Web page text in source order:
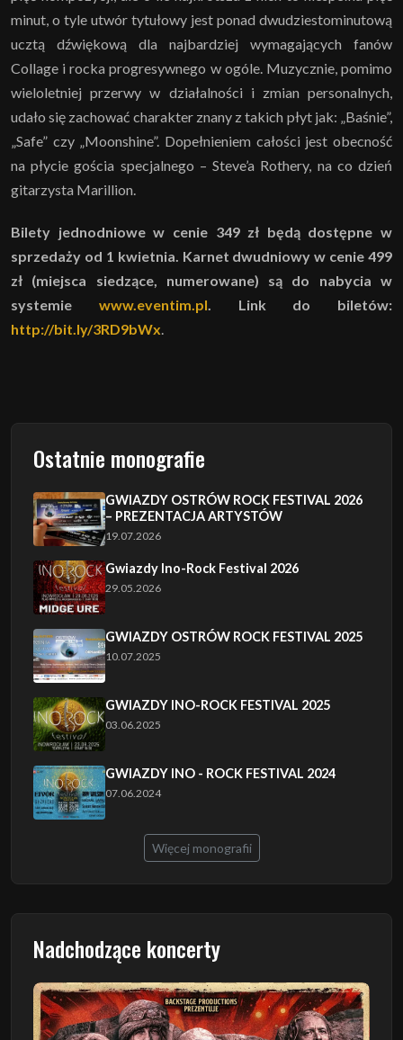
minut, o tyle utwór tytułowy jest ponad dwudziestominutową
ucztą dźwiękową dla najbardziej wymagających fanów
Collage i rocka progresywnego w ogóle. Muzycznie, pomimo
wieloletniej przerwy w działalności i zmian personalnych,
udało się zachować charakter znany z takich płyt jak: „Baśnie”,
„Safe” czy „Moonshine”. Dopełnieniem całości jest obecność
na płycie gościa specjalnego – Steve’a Rothery, na co dzień
gitarzysta Marillion.
Bilety jednodniowe w cenie 349 zł będą dostępne w
sprzedaży od 1 kwietnia. Karnet dwudniowy w cenie 499
zł (miejsca siedzące, numerowane) są do nabycia w
systemie www.eventim.pl. Link do biletów:
http://bit.ly/3RD9bWx.
Ostatnie monografie
GWIAZDY OSTRÓW ROCK FESTIVAL 2026
– PREZENTACJA ARTYSTÓW
19.07.2026
Gwiazdy Ino-Rock Festival 2026
29.05.2026
GWIAZDY OSTRÓW ROCK FESTIVAL 2025
10.07.2025
GWIAZDY INO-ROCK FESTIVAL 2025
03.06.2025
GWIAZDY INO - ROCK FESTIVAL 2024
07.06.2024
Więcej monografii
Nadchodzące koncerty